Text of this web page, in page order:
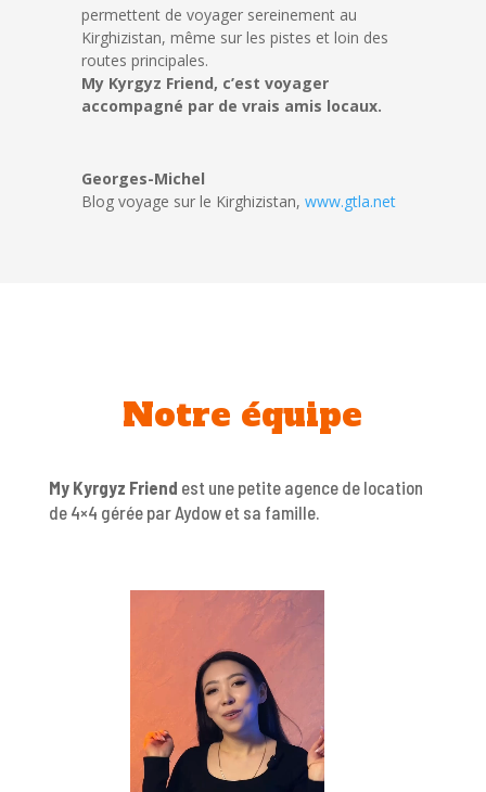
permettent de voyager sereinement au
Kirghizistan, même sur les pistes et loin des
routes principales.
My Kyrgyz Friend, c’est voyager
accompagné par de vrais amis locaux.
Georges-Michel
Blog voyage sur le Kirghizistan, www.gtla.net
Notre équipe
My Kyrgyz Friend est une petite agence de location
de 4×4 gérée par Aydow et sa famille.